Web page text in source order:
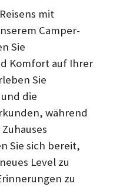
mit
Camper-
Sie
Komfort auf Ihrer
Sie
die
während
Sie sich bereit,
Level zu
zu